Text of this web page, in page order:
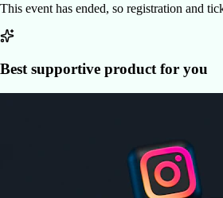
This event has ended, so registration and
Best supportive product for you